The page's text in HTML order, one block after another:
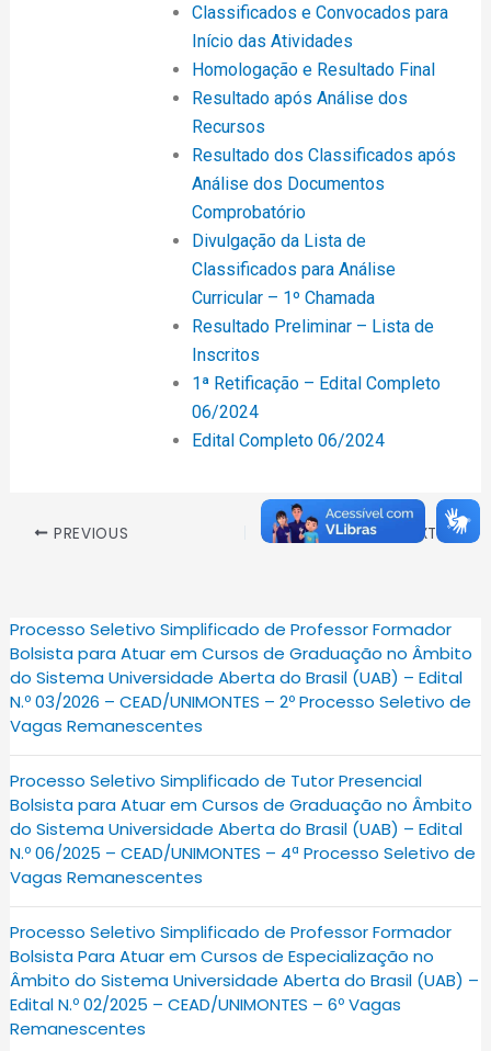
Classificados e Convocados para
Início das Atividades
Homologação e Resultado Final
Resultado após Análise dos
Recursos
Resultado dos Classificados após
Análise dos Documentos
Comprobatório
Divulgação da Lista de
Classificados para Análise
Curricular – 1º Chamada
Resultado Preliminar – Lista de
Inscritos
1ª Retificação – Edital Completo
06/2024
Edital Completo 06/2024
PREVIOUS NEXT
Processo Seletivo Simplificado de Professor Formador
Bolsista para Atuar em Cursos de Graduação no Âmbito
do Sistema Universidade Aberta do Brasil (UAB) – Edital
N.º 03/2026 – CEAD/UNIMONTES – 2º Processo Seletivo de
Vagas Remanescentes
Processo Seletivo Simplificado de Tutor Presencial
Bolsista para Atuar em Cursos de Graduação no Âmbito
do Sistema Universidade Aberta do Brasil (UAB) – Edital
N.º 06/2025 – CEAD/UNIMONTES – 4ª Processo Seletivo de
Vagas Remanescentes
Processo Seletivo Simplificado de Professor Formador
Bolsista Para Atuar em Cursos de Especialização no
Âmbito do Sistema Universidade Aberta do Brasil (UAB) –
Edital N.º 02/2025 – CEAD/UNIMONTES – 6º Vagas
Remanescentes